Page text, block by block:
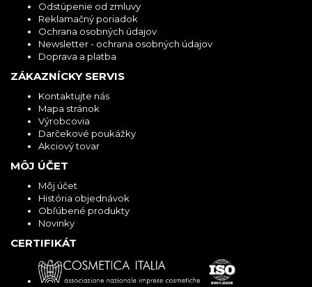
Odstúpenie od zmluvy
Reklamačný poriadok
Ochrana osobných údajov
Newsletter - ochrana osobných údajov
Doprava a platba
ZÁKAZNÍCKY SERVIS
Kontaktujte nás
Mapa stránok
Výrobcovia
Darčekové poukážky
Akciový tovar
MÔJ ÚČET
Môj účet
História objednávok
Obľúbené produkty
Novinky
CERTIFIKÁT